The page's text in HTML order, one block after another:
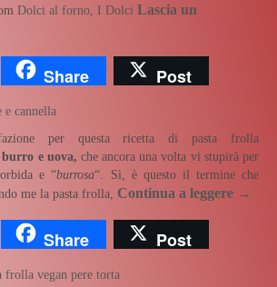
Dolci al forno, I Dolci Lascia un
Pinterest
Share Post
per questa ricetta di pasta frolla
burro e uova, che ancora una volta vi stupirà per
e “burrosa“. Sì, è questo il termine che
me la pasta frolla, Continua a leggere →
Pinterest
Share Post
frolla vegan pere torta